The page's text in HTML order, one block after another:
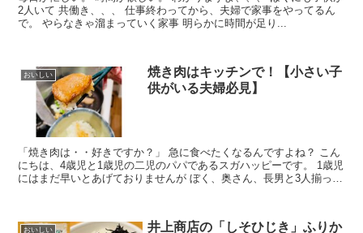
2人いて 共働き、、、 仕事終わってから、夫婦で家事をやってるん
で。 やらなきゃ溜まっていく家事 明らかに時間が足り...
おいしい
焼き肉はキッチンで！【小さい子
供がいる夫婦必見】
「焼き肉は・・好きですか？」 急に食べたくなるんですよね？ こん
にちは、4歳児と1歳児の二児のパパであるスガハッピーです。 1歳児
にはまだ早いとあげておりませんが ぼく、奥さん、長男と3人揃って
おいしい
井上商店の「しそひじき」ふりか